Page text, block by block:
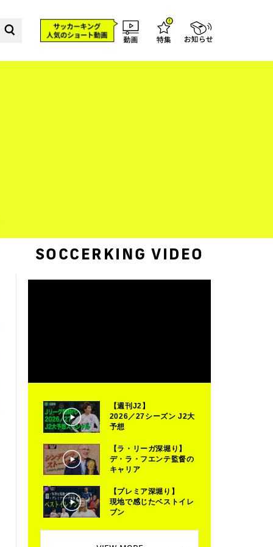
SOCCERKING VIDEO
【週刊J2】
2026／27シーズン J2大
予想
【ラ・リーガ深堀り】
デ・ラ・フエンテ監督の
キャリア
【プレミア深堀り】
現地で感じたベストイレ
ブン